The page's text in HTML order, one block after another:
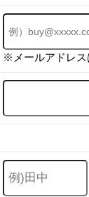
※メールアドレス